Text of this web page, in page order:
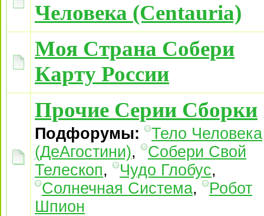
Человека (Centauria)
Моя Страна Собери
Карту России
Прочие Серии Сборки
Подфорумы:
Тело Человека
(ДеАгостини),
Собери Свой
Телескоп, Чудо Глобус,
Солнечная Система,
Робот
Шпион